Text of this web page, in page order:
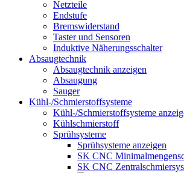
Netzteile
Endstufe
Bremswiderstand
Taster und Sensoren
Induktive Näherungsschalter
Absaugtechnik
Absaugtechnik anzeigen
Absaugung
Sauger
Kühl-/Schmierstoffsysteme
Kühl-/Schmierstoffsysteme
Kühlschmierstoff
Sprühsysteme
Sprühsysteme anzeigen
SK CNC
SK CNC